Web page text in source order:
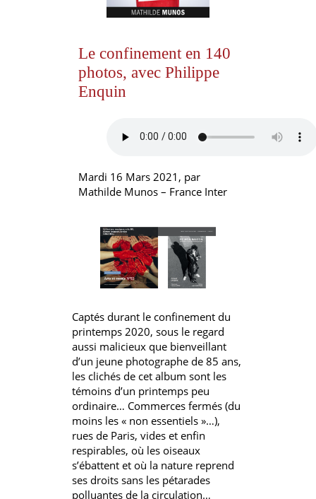
Le confinement en 140
photos, avec Philippe
Enquin
Mardi 16 Mars 2021, par
Mathilde Munos – France Inter
Captés durant le confinement du
printemps 2020, sous le regard
aussi malicieux que bienveillant
d’un jeune photographe de 85 ans,
les clichés de cet album sont les
témoins d’un printemps peu
ordinaire… Commerces fermés (du
moins les « non essentiels »…),
rues de Paris, vides et enfin
respirables, où les oiseaux
s’ébattent et où la nature reprend
ses droits sans les pétarades
polluantes de la circulation…